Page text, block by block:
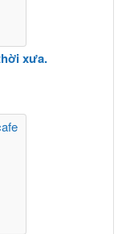
xưa.